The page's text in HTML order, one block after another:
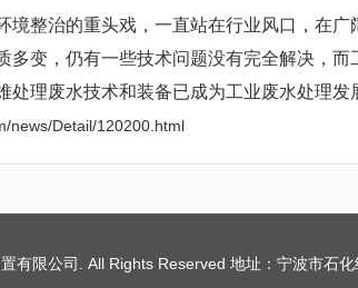
整治的重头戏，一直站在行业风口，在广
多变，仍有一些技术问题没有完全解决，
理废水技术和装备已成为工业废水处理发
news/Detail/120200.html
有限公司. All Rights Reserved 地址：宁波市石